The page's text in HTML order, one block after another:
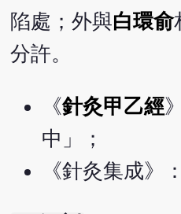
陷處；外與白環俞
分許。
《針灸甲乙經
中」；
《針灸集成》